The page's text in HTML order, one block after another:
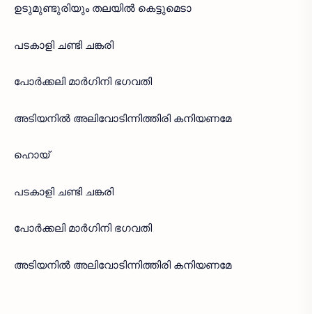
ഉടുമുണ്ടുരിയും തലയിൽ കെട്ടുമെടാ
പടകാളി ചണ്ടി ചങ്കരി
പോർക്കലി മാർഗിനി ഭഗവതി
അടിയനിൽ അലിവോടിന്നിത്തിരി കനിയണമേ
ഹൊയ്
പടകാളി ചണ്ടി ചങ്കരി
പോർക്കലി മാർഗിനി ഭഗവതി
അടിയനിൽ അലിവോടിന്നിത്തിരി കനിയണമേ